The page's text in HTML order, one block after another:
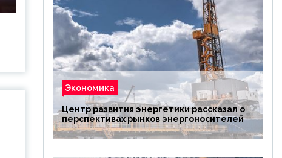
Экономика
Центр развития энергетики рассказал о
перспективах рынков энергоносителей